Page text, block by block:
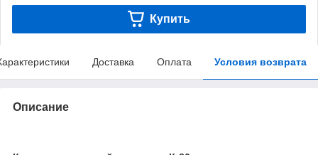
Купить
Доставка Оплата Условия возврата
Описание